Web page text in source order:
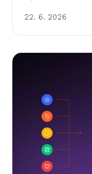
22. 6. 2026